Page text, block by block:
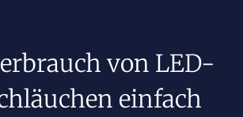
von LED-
einfach